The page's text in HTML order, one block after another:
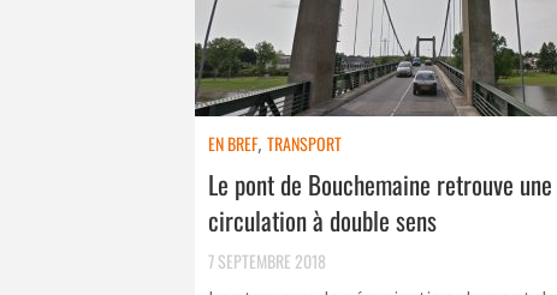
EN BREF, TRANSPORT
Le pont de Bouchemaine retrouve une
circulation à double sens
7 SEPTEMBRE 2018